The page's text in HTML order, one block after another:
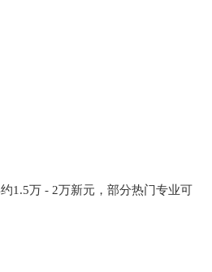
1.5万 - 2万新元，部分热门专业可